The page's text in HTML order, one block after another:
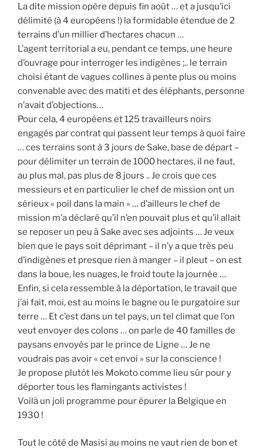
La dite mission opère depuis fin août … et a jusqu’ici
délimité (à 4 européens !) la formidable étendue de 2
terrains d’un millier d’hectares chacun …
L’agent territorial a eu, pendant ce temps, une heure
d’ouvrage pour interroger les indigènes ;.. le terrain
choisi étant de vagues collines à pente plus ou moins
convenable avec des matiti et des éléphants, personne
n’avait d’objections…
Pour cela, 4 européens et 125 travailleurs noirs
engagés par contrat qui passent leur temps à quoi faire
… ces terrains sont à 3 jours de Sake, base de départ –
pour délimiter un terrain de 1000 hectares, il ne faut,
au plus mal, pas plus de 8 jours .. Je crois que ces
messieurs et en particulier le chef de mission ont un
sérieux « poil dans la main » … d’ailleurs le chef de
mission m’a déclaré qu’il n’en pouvait plus et qu’il allait
se reposer un peu à Sake avec ses adjoints … Je veux
bien que le pays soit déprimant – il n’y a que très peu
d’indigènes et presque rien à manger – il pleut – on est
dans la boue, les nuages, le froid toute la journée …
Enfin, si cela ressemble à la déportation, le travail que
j’ai fait, moi, est au moins le bagne ou le purgatoire sur
terre … Et c’est dans un tel pays, un tel climat que l’on
veut envoyer des colons … on parle de 40 familles de
paysans envoyés par le prince de Ligne … Je ne
voudrais pas avoir « cet envoi » sur la conscience !
Je propose plutôt les Mokoto comme lieu sûr pour y
déporter tous les flamingants activistes !
Voilà un joli programme pour épurer la Belgique en
1930 !
Tout le côté de Masisi au moins ne vaut rien de bon et